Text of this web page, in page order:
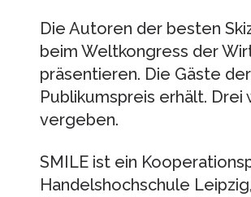
Die Autoren der besten
beim Weltkongress der
präsentieren. Die Gäste
Publikumspreis erhält.
vergeben.
SMILE ist ein
Handelshochschule